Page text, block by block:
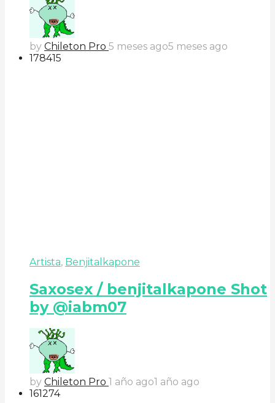
by Chileton Pro 5 meses ago5 meses ago
178415
Artista, Benjitalkapone
Saxosex / benjitalkapone Shot
by @iabm07
by Chileton Pro 1 año ago1 año ago
161274